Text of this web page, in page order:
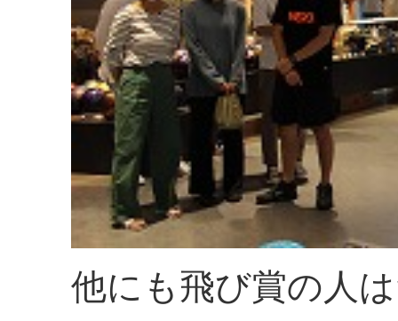
他にも飛び賞の人